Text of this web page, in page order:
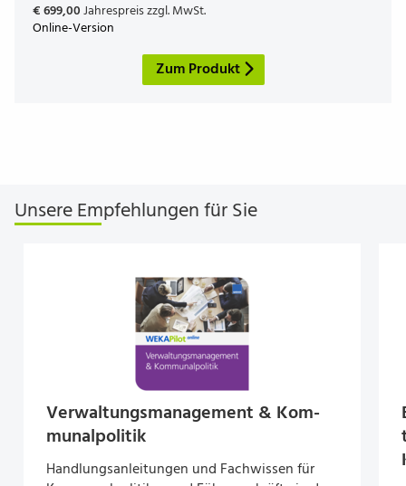
€ 699,00Jahrespreis zzgl. MwSt.
Online-Version
Zum Produkt
Unsere Empfehlungen für Sie
Ver­wal­tungs­ma­nage­ment & Kom­
mu­nal­poli­tik
Handlungsanleitungen und Fachwissen für